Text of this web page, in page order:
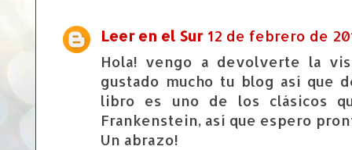
Leer en el Sur 12 de febrero de
Hola! vengo a devolverte la
gustado mucho tu blog así que
libro es uno de los clásicos
Frankenstein, así que espero
Un abrazo!